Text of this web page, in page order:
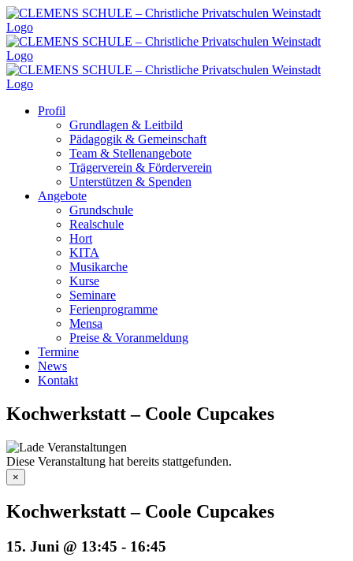
Zum
Inhalt
springen
Profil
Grundlagen & Leitbild
Pädagogik & Gemeinschaft
Team & Stellenangebote
Trägerverein & Förderverein
Unterstützen & Spenden
Angebote
Grundschule
Realschule
Hort
KITA
Musikarche
Kurse
Seminare
Ferienprogramme
Mensa
Preise & Voranmeldung
Termine
News
Kontakt
Kochwerkstatt – Coole Cupcakes
Diese Veranstaltung hat bereits stattgefunden.
×
Kochwerkstatt – Coole Cupcakes
15. Juni @ 13:45 - 16:45